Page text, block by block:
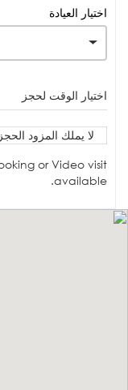
اختيار العيادة
اختيار الوقت لحجز
لا يملك المزود
or Video visit
available.